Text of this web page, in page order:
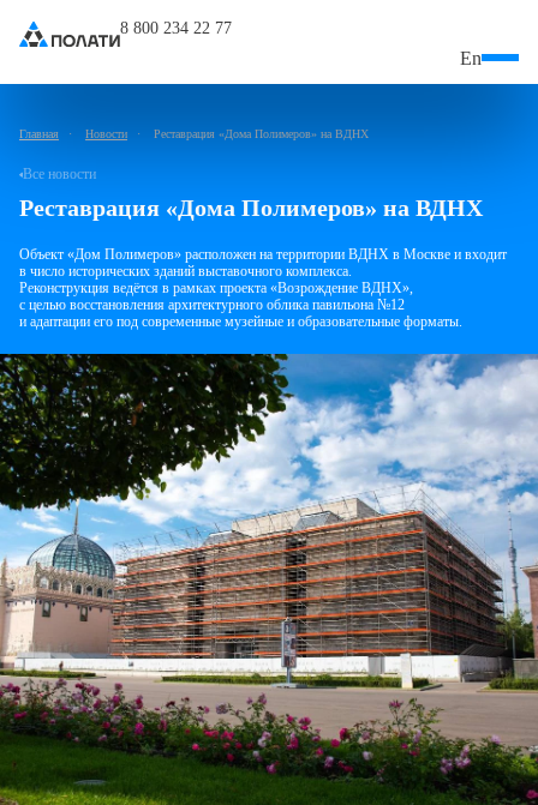
8 800 234 22 77
En
Главная Новости Реставрация «Дома Полимеров» на ВДНХ
Все новости
Реставрация «Дома Полимеров» на ВДНХ
Объект «Дом Полимеров» расположен на территории ВДНХ в Москве и входит
в число исторических зданий выставочного комплекса.
Реконструкция ведётся в рамках проекта «Возрождение ВДНХ»,
с целью восстановления архитектурного облика павильона №12
и адаптации его под современные музейные и образовательные форматы.